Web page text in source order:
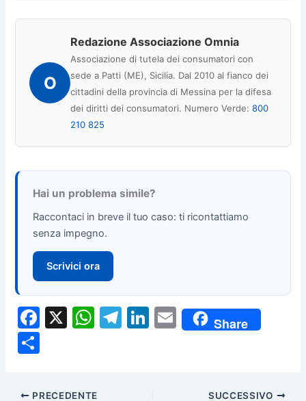
O
Redazione Associazione Omnia
Associazione di tutela dei consumatori con
sede a Patti (ME), Sicilia. Dal 2010 al fianco dei
cittadini della provincia di Messina per la difesa
dei diritti dei consumatori. Numero Verde:800
210 825
Hai un problema simile?
Raccontaci in breve il tuo caso: ti ricontattiamo
senza impegno.
Scrivici ora
F
X
W T
Li E
m
Share
n
PRECEDENTE SUCCESSIVO